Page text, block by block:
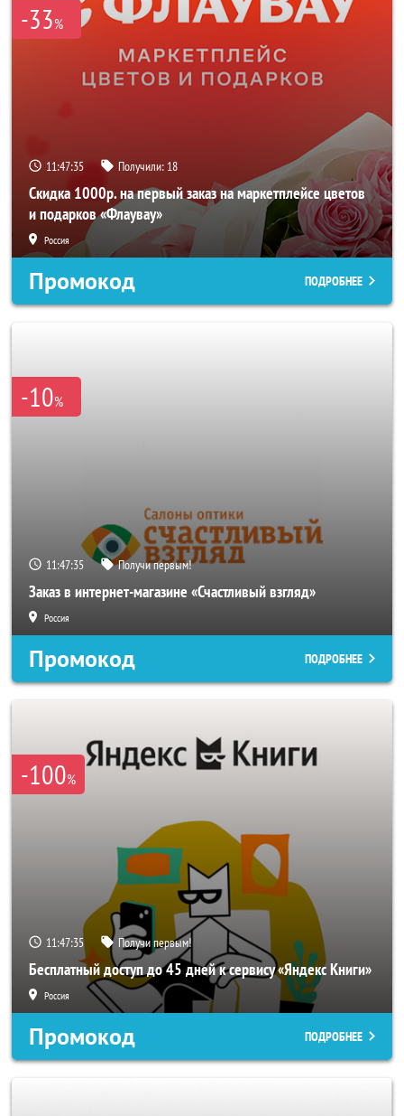
-33%
11:47:33 Получили: 18
Скидка 1000р. на первый заказ на маркетплейсе цветов
и подарков «Флаувау»
Россия
Промокод ПОДРОБНЕЕ
-10%
11:47:33 Получи первым!
Заказ в интернет-магазине «Счастливый взгляд»
Россия
Промокод ПОДРОБНЕЕ
-100%
11:47:33 Получи первым!
Бесплатный доступ до 45 дней к сервису «Яндекс Книги»
Россия
Промокод ПОДРОБНЕЕ